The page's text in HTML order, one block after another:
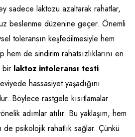
sadece laktozu azaltarak rahatlar,
beslenme düzenine geçer. Önemli
toleransın keşfedilmesiyle hem
de sindirim rahatsızlıklarını en
bir laktoz intoleransı testi
hassasiyet yaşadığını
Böylece rastgele kısıtlamalar
adımlar atılır. Bu yaklaşım, hem
de psikolojik rahatlık sağlar. Çünkü